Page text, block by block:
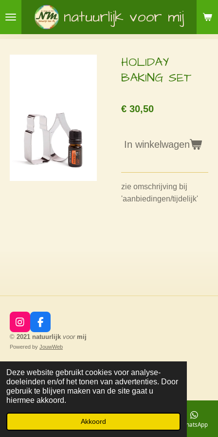
Deze website gebruikt cookies voor analyse-
doeleinden en/of het tonen van advertenties. Door
gebruik te blijven maken van de site gaat u
hiermee akkoord.
Akkoord
direct
naar
natuurlijk voor mij
HOLIDAY
BAKING SET
€ 30,50
In winkelwagen
zie omschrijving bij
'aanbiedingen/tijdelijk'
I
n
s
a
g
r
a
m
F
a
c
b
o
o
k
© 2021 natuurlijk voor mij
Powered by JouwWeb
Telefoonnummer WhatsApp